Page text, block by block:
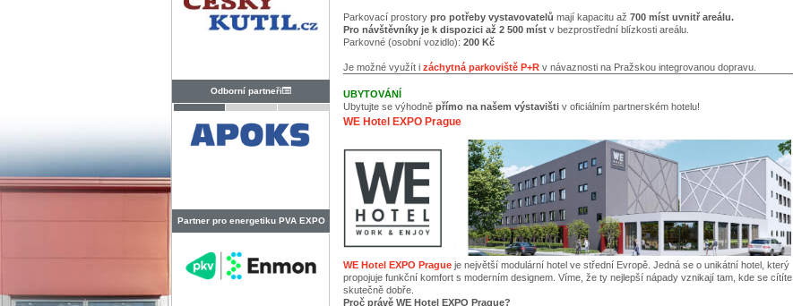
Odborní partneři
Partner pro energetiku PVA EXPO
Parkovací prostory pro potřeby vystavovatelů mají kapacitu až 700 míst uvnitř areálu.
Pro návštěvníky je k dispozici až 2 500 míst v bezprostřední blízkosti areálu.
Parkovné (osobní vozidlo): 200 Kč
Je možné využít i záchytná parkoviště P+R v návaznosti na Pražskou integrovanou dopravu.
UBYTOVÁNÍ
Ubytujte se výhodně přímo na našem výstavišti v oficiálním partnerském hotelu!
WE Hotel EXPO Prague
WE Hotel EXPO Prague je největší modulární hotel ve střední Evropě. Jedná se o unikátní hotel, který
propojuje funkční komfort s moderním designem. Víme, že ty nejlepší nápady vznikají tam, kde se cítíte
skutečně dobře.
Proč právě WE Hotel EXPO Prague?